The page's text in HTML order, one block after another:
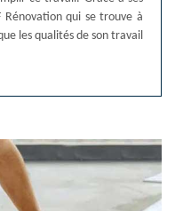
Rénovation qui se trouve à
les qualités de son travail